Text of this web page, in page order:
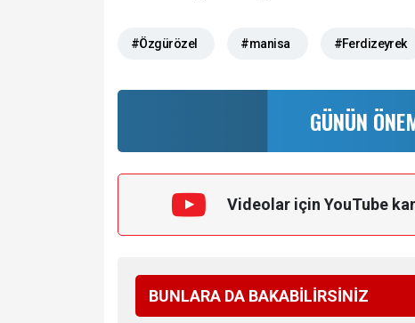
#Özgürözel #manisa #Ferdizeyrek
GÜNÜN
Videolar için YouTube
BUNLARA DA BAKABİLİRSİNİZ